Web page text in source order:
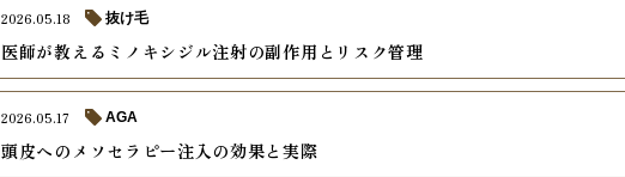
医師が教えるミノキシジル注射の副作用とリスク管理
2026.05.18 抜け毛
頭皮へのメソセラピー注入の効果と実際
2026.05.17 AGA